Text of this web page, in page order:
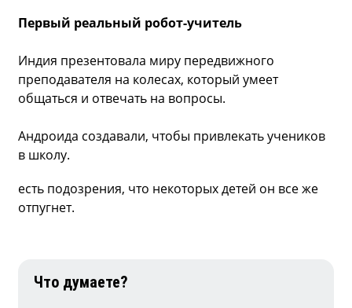
Первый реальный робот-учитель
Индия презентовала миру передвижного
преподавателя на колесах, который умеет
общаться и отвечать на вопросы.
Андроида создавали, чтобы привлекать учеников
в школу.
есть подозрения, что некоторых детей он все же
отпугнет.